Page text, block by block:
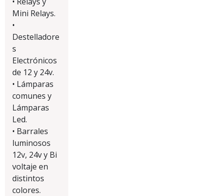
Mini Relays.
•
Destelladore
s
Electrónicos
de 12 y 24v.
• Lámparas
comunes y
Lámparas
Led.
• Barrales
luminosos
12v, 24v y Bi
voltaje en
distintos
colores.